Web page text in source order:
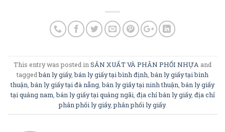
This entry was posted inSẢN XUẤT VÀ PHÂN PHỐI NHỰA and
taggedbán ly giấy,bán ly giấy tại bình định,bán ly giấy tại bình
thuận,bán ly giấy tại đà nẵng,bán ly giấy tại ninh thuận,bán ly giấy
tại quảng nam,bán ly giấy tại quảng ngãi, địa chỉ bán ly giấy, địa chỉ
phân phối ly giấy,phân phối ly giấy.